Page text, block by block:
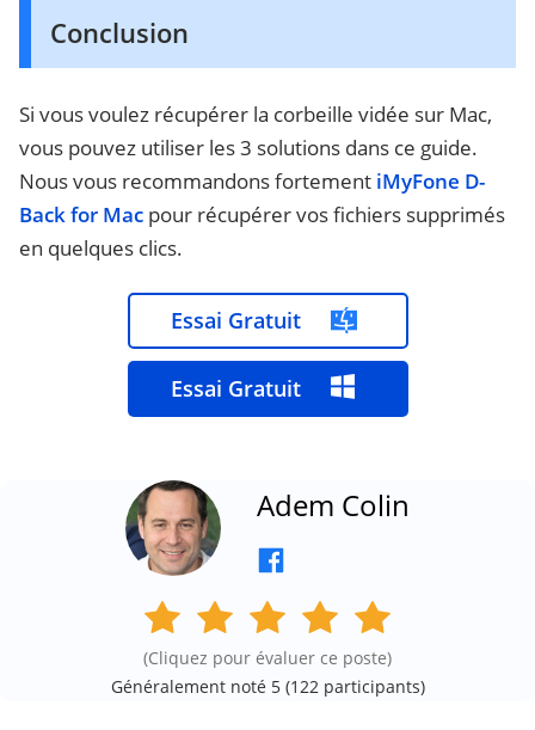
Conclusion
Si vous voulez récupérer la corbeille vidée sur Mac,
vous pouvez utiliser les 3 solutions dans ce guide.
Nous vous recommandons fortement iMyFone D-
Back for Mac pour récupérer vos fichiers supprimés
en quelques clics.
Essai Gratuit
Essai Gratuit
Adem Colin
(Cliquez pour évaluer ce poste)
Généralement noté 5 (122participants)